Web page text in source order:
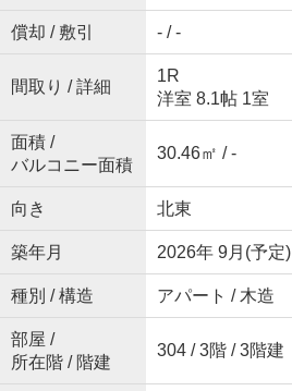
償却 / 敷引 - / -
間取り / 詳細
1R
洋室 8.1帖 1室
面積 /
バルコニー面積
30.46㎡ / -
向き 北東
築年月 2026年 9月(予定)
種別 / 構造 アパート / 木造
部屋 /
所在階 / 階建
304 / 3階 / 3階建